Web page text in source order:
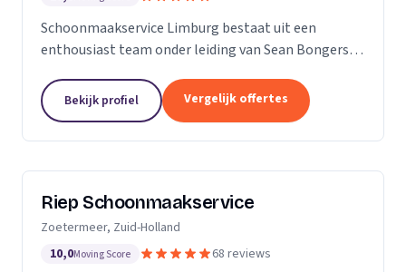
Schoonmaakservice Limburg bestaat uit een
enthousiast team onder leiding van Sean Bongers,
een aantal jaren in de schoonmaakbranche
werkzaam te...
Bekijk profiel Vergelijk offertes
Riep Schoonmaakservice
Zoetermeer, Zuid-Holland
10,0Moving Score 68 reviews